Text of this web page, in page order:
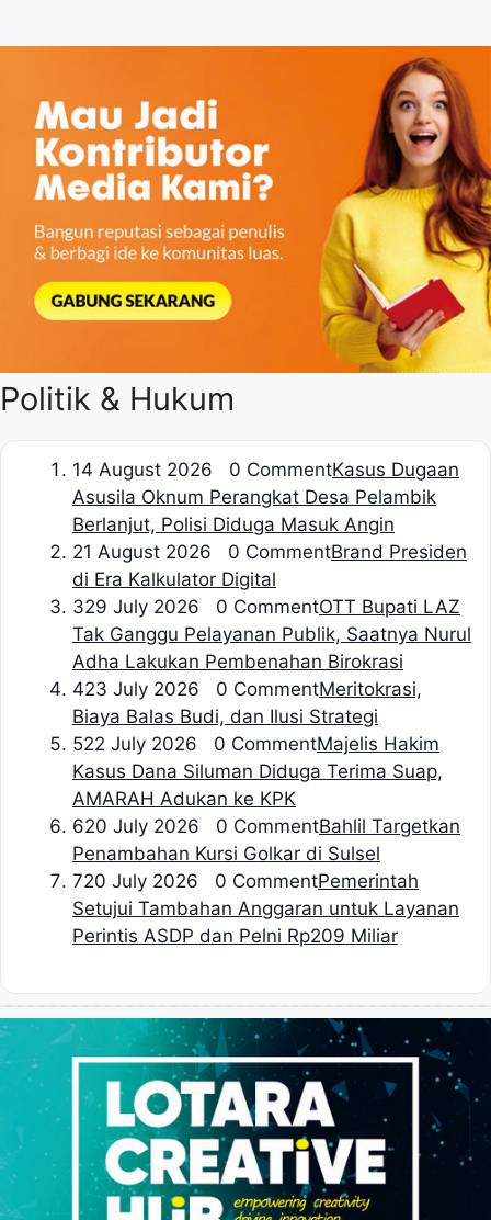
Politik & Hukum
14 August 2026 0 CommentKasus Dugaan
Asusila Oknum Perangkat Desa Pelambik
Berlanjut, Polisi Diduga Masuk Angin
21 August 2026 0 CommentBrand Presiden
di Era Kalkulator Digital
329 July 2026 0 CommentOTT Bupati LAZ
Tak Ganggu Pelayanan Publik, Saatnya Nurul
Adha Lakukan Pembenahan Birokrasi
423 July 2026 0 CommentMeritokrasi,
Biaya Balas Budi, dan Ilusi Strategi
522 July 2026 0 CommentMajelis Hakim
Kasus Dana Siluman Diduga Terima Suap,
AMARAH Adukan ke KPK
620 July 2026 0 CommentBahlil Targetkan
Penambahan Kursi Golkar di Sulsel
720 July 2026 0 CommentPemerintah
Setujui Tambahan Anggaran untuk Layanan
Perintis ASDP dan Pelni Rp209 Miliar